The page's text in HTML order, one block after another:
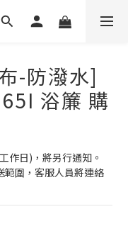
-防潑水]
浴簾 購
作日)，將另行通知。
圍，客服人員將連絡